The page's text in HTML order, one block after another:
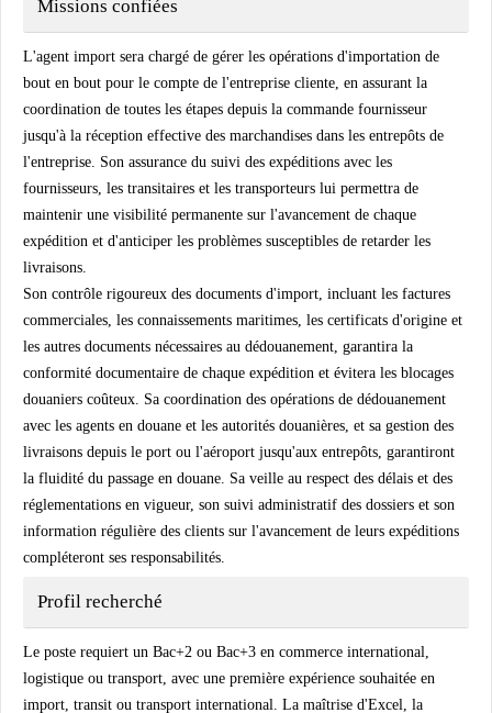
Missions confiées
L'agent import sera chargé de gérer les opérations d'importation de
bout en bout pour le compte de l'entreprise cliente, en assurant la
coordination de toutes les étapes depuis la commande fournisseur
jusqu'à la réception effective des marchandises dans les entrepôts de
l'entreprise. Son assurance du suivi des expéditions avec les
fournisseurs, les transitaires et les transporteurs lui permettra de
maintenir une visibilité permanente sur l'avancement de chaque
expédition et d'anticiper les problèmes susceptibles de retarder les
livraisons.
Son contrôle rigoureux des documents d'import, incluant les factures
commerciales, les connaissements maritimes, les certificats d'origine et
les autres documents nécessaires au dédouanement, garantira la
conformité documentaire de chaque expédition et évitera les blocages
douaniers coûteux. Sa coordination des opérations de dédouanement
avec les agents en douane et les autorités douanières, et sa gestion des
livraisons depuis le port ou l'aéroport jusqu'aux entrepôts, garantiront
la fluidité du passage en douane. Sa veille au respect des délais et des
réglementations en vigueur, son suivi administratif des dossiers et son
information régulière des clients sur l'avancement de leurs expéditions
compléteront ses responsabilités.
Profil recherché
Le poste requiert un Bac+2 ou Bac+3 en commerce international,
logistique ou transport, avec une première expérience souhaitée en
import, transit ou transport international. La maîtrise d'Excel, la